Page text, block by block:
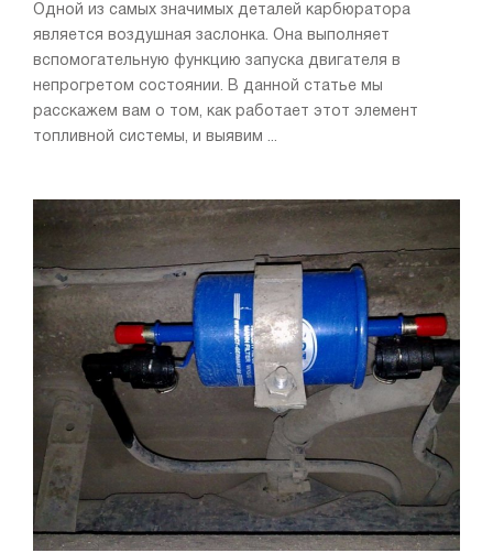
Одной из самых значимых деталей карбюратора
является воздушная заслонка. Она выполняет
вспомогательную функцию запуска двигателя в
непрогретом состоянии. В данной статье мы
расскажем вам о том, как работает этот элемент
топливной системы, и выявим ...